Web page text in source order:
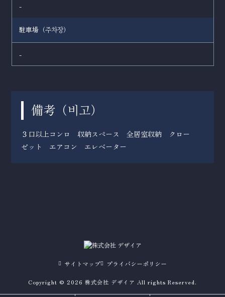
-
駐車場（주차장）
-
備考（ 비고）
３口以上コンロ 収納スペース 全居室収納 クロー
ゼット エアコン エレベーター
サイトマップ プライバシーポリシー
Copyright © 2026 株式会社 デザイア All rights Reserved.